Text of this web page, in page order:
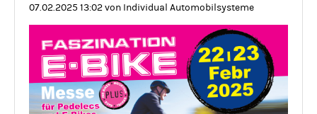
28.6.25
07.02.2025 13:02von Individual Automobilsysteme